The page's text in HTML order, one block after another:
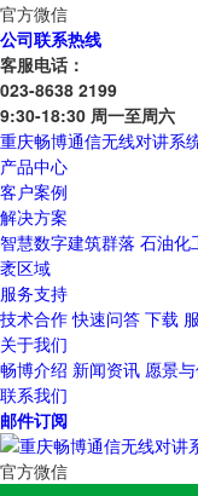
官方微信
公司联系热线
客服电话：
023-8638 2199
9:30-18:30 周一至周六
重庆畅博通信无线对讲系
产品中心
客户案例
解决方案
智慧数字建筑群落 石油化
袤区域
服务支持
技术合作 快速问答 下载
关于我们
畅博介绍 新闻资讯 愿景
联系我们
邮件订阅
官方微信